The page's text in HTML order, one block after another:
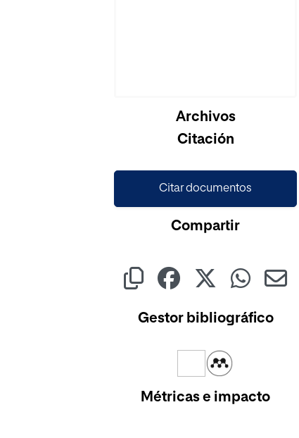
Archivos
Citación
Citar documentos
Compartir
Gestor bibliográfico
Métricas e impacto